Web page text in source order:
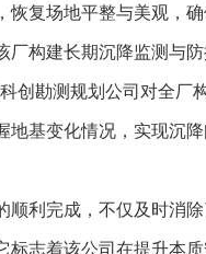
复场地平整与美观，
建长期沉降监测与防
创勘测规划公司对全
地基变化情况，实现沉
利完成，不仅及时消除
标志着该公司在提升本